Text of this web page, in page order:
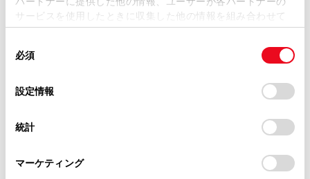
サービスを使用したときに収集した他の情報を組み合わせて
使用することがあります。当ウェブサイトの使用を続行する
デバイスにすべてのCookie(クッキー)が保存されることに同
意したことになります。Cookie(クッキー)のオプトアウト、
設定の変更、同意を撤回したりするにあたっては、当社の
「Cookie（クッキー）情報の取り扱いについて
」をご覧くだ
必須
設定情報
統計
マーケティング
リコール等情報はこちら
受付：10:00～18:00